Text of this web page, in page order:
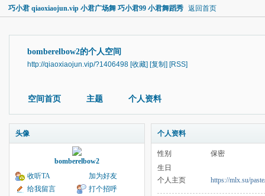
巧小君 qiaoxiaojun.vip 小君广场舞 巧小君99 小君舞蹈秀 返回首页
bomberelbow2的个人空间
http://qiaoxiaojun.vip/?1406498 [收藏] [复制] [RSS]
空间首页 主题 个人资料
头像
bomberelbow2
收听TA
加为好友
给我留言
打个招呼
个人资料
性别
保密
生日
个人主页
https://mlx.su/